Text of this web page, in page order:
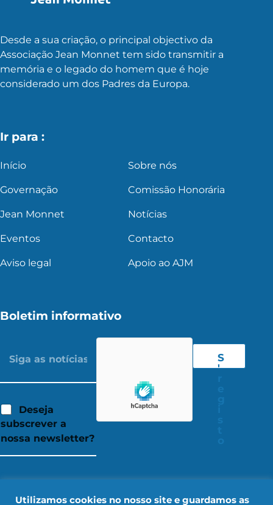
Desde a sua criação, o principal objectivo da
Associação Jean Monnet tem sido transmitir a
memória e o legado do homem que é hoje
considerado um dos Padres da Europa.
Ir para :
Início Sobre nós
Governação Comissão Honorária
Jean Monnet Notícias
Eventos Contacto
Aviso legal Apoio ao AJM
Boletim informativo
Deseja
subscrever a
nossa newsletter?
S
'
Utilizamos cookies no nosso site e guardamos as